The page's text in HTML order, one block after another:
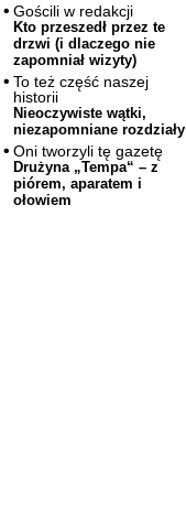
Gościli w redakcji
Kto przeszedł przez te
drzwi (i dlaczego nie
zapomniał wizyty)
To też część naszej
historii
Nieoczywiste wątki,
niezapomniane rozdziały
Oni tworzyli tę gazetę
Drużyna „Tempa“ – z
piórem, aparatem i
ołowiem